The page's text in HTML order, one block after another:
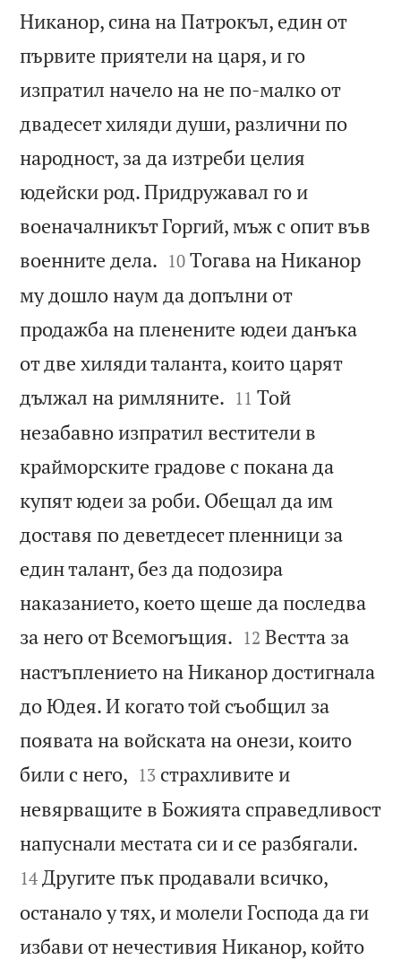
Никанор, сина на Патрокъл, един от
първите приятели на царя, и го
изпратил начело на не по-малко от
двадесет хиляди души, различни по
народност, за да изтреби целия
юдейски род. Придружавал го и
военачалникът Горгий, мъж с опит във
военните дела. 

10 Тогава на Никанор
му дошло наум да допълни от
продажба на пленените юдеи данъка
от две хиляди таланта, които царят
дължал на римляните. 

11 Той
незабавно изпратил вестители в
крайморските градове с покана да
купят юдеи за роби. Обещал да им
доставя по деветдесет пленници за
един талант, без да подозира
наказанието, което щеше да последва
за него от Всемогъщия. 

12 Вестта за
настъплението на Никанор достигнала
до Юдея. И когато той съобщил за
появата на войската на онези, които
били с него, 

13 страхливите и
невярващите в Божията справедливост
напуснали местата си и се разбягали.
14 Другите пък продавали всичко,
останало у тях, и молели Господа да ги
избави от нечестивия Никанор, който